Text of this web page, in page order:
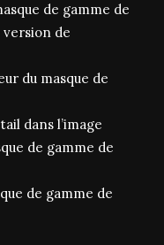
de gamme de
de
du masque de
dans l’image
de gamme de
de gamme de